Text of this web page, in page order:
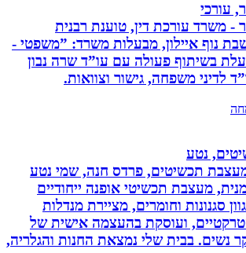
עורכת דין, טוענת רבנית
איילון, מבעלות משרד: ”משפטי -
פעולה עם עו”ד שרה נבון
משפחה, גישור וצוואות.
נטע
תכשיטים, פרדס חנה, שמי נטע
מעצבת תכשיטי אופנה ייחודיים
וחומרים, מציירת מנדלות
ועוסקת בהעצמה אישית של
בבית שלי נמצאת החנות והגלריה,